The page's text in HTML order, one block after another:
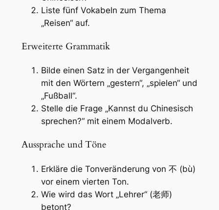
Liste fünf Vokabeln zum Thema
„Reisen“ auf.
Erweiterte Grammatik
Bilde einen Satz in der Vergangenheit
mit den Wörtern „gestern“, „spielen“ und
„Fußball“.
Stelle die Frage „Kannst du Chinesisch
sprechen?“ mit einem Modalverb.
Aussprache und Töne
Erkläre die Tonveränderung von 不 (bù)
vor einem vierten Ton.
Wie wird das Wort „Lehrer“ (老师)
betont?